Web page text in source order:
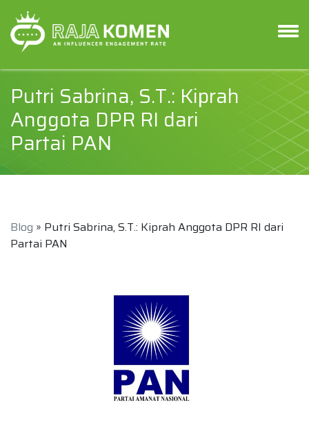
Putri Sabrina, S.T.: Kiprah
Anggota DPR RI dari
Partai PAN
Blog » Putri Sabrina, S.T.: Kiprah Anggota DPR RI dari
Partai PAN